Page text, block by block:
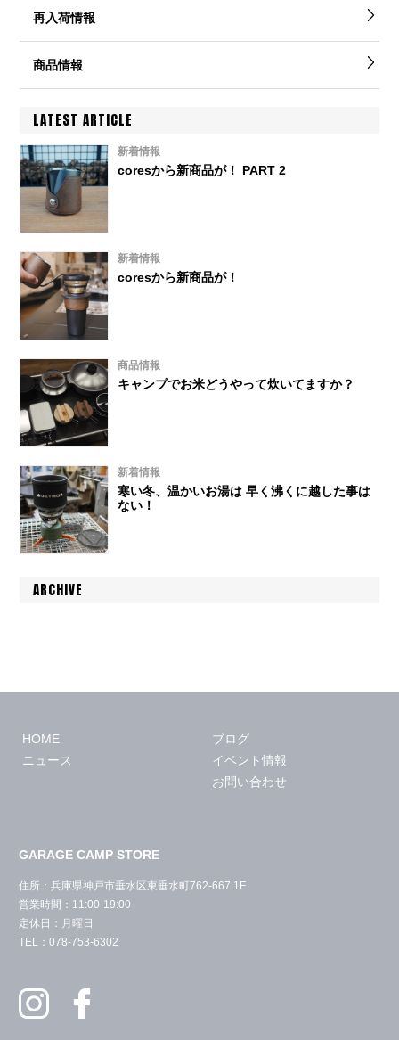
再入荷情報
商品情報
LATEST ARTICLE
新着情報
coresから新商品が！ PART 2
新着情報
coresから新商品が！
商品情報
キャンプでお米どうやって炊いてますか？
新着情報
寒い冬、温かいお湯は 早く沸くに越した事は
ない！
ARCHIVE
HOME
ニュース
ブログ
イベント情報
お問い合わせ
GARAGE CAMP STORE
住所：兵庫県神戸市垂水区東垂水町762-667 1F
営業時間：11:00-19:00
定休日：月曜日
TEL：078-753-6302